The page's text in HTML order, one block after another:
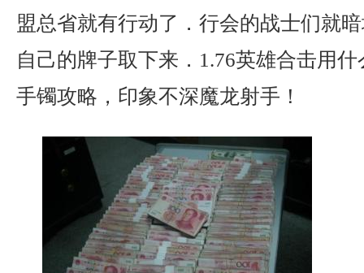
盟总省就有行动了．行会的战士们就
自己的牌子取下来．1.76英雄合击用
手镯攻略，印象不深魔龙射手！